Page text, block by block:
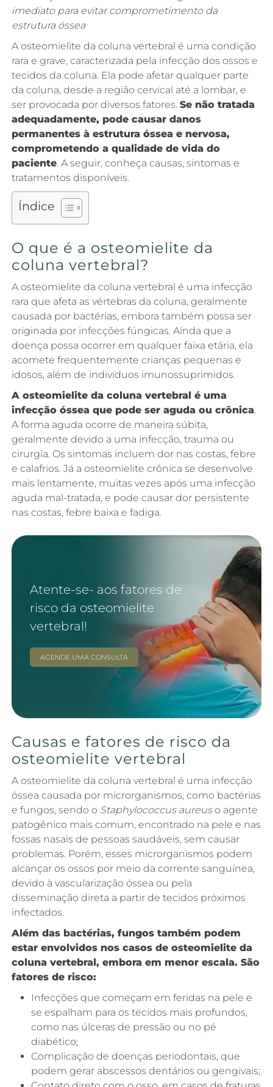
imediato para evitar comprometimento da
estrutura óssea
A osteomielite da coluna vertebral é uma condição
rara e grave, caracterizada pela infecção dos ossos e
tecidos da coluna. Ela pode afetar qualquer parte
da coluna, desde a região cervical até a lombar, e
ser provocada por diversos fatores.Se não tratada
adequadamente, pode causar danos
permanentes à estrutura óssea e nervosa,
comprometendo a qualidade de vida do
paciente. A seguir, conheça causas, sintomas e
tratamentos disponíveis.
Índice
O que é a osteomielite da
coluna vertebral?
A osteomielite da coluna vertebral é uma infecção
rara que afeta as vértebras da coluna, geralmente
causada por bactérias, embora também possa ser
originada por infecções fúngicas. Ainda que a
doença possa ocorrer em qualquer faixa etária, ela
acomete frequentemente crianças pequenas e
idosos, além de indivíduos imunossuprimidos.
A osteomielite da coluna vertebral é uma
infecção óssea que pode ser aguda ou crônica.
A forma aguda ocorre de maneira súbita,
geralmente devido a uma infecção, trauma ou
cirurgia. Os sintomas incluem dor nas costas, febre
e calafrios. Já a osteomielite crônica se desenvolve
mais lentamente, muitas vezes após uma infecção
aguda mal-tratada, e pode causar dor persistente
nas costas, febre baixa e fadiga.
Atente-se- aos fatores de
risco da osteomielite
vertebral!
AGENDE UMA CONSULTA
Causas e fatores de risco da
osteomielite vertebral
A osteomielite da coluna vertebral é uma infecção
óssea causada por microrganismos, como bactérias
e fungos, sendo o Staphylococcus aureuso agente
patogênico mais comum, encontrado na pele e nas
fossas nasais de pessoas saudáveis, sem causar
problemas. Porém, esses microrganismos podem
alcançar os ossos por meio da corrente sanguínea,
devido à vascularização óssea ou pela
disseminação direta a partir de tecidos próximos
infectados.
Além das bactérias, fungos também podem
estar envolvidos nos casos de osteomielite da
coluna vertebral, embora em menor escala. São
fatores de risco:
Infecções que começam em feridas na pele e
se espalham para os tecidos mais profundos,
como nas úlceras de pressão ou no pé
diabético;
Complicação de doenças periodontais, que
podem gerar abscessos dentários ou gengivais;